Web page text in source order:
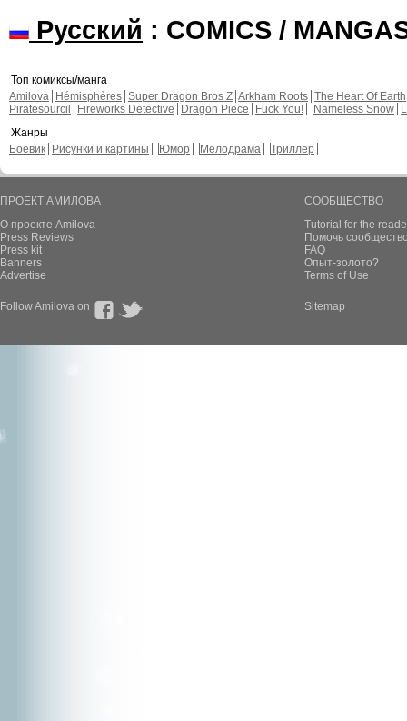
Русский : COMICS /
Топ комиксы/манга
Amilova
Hémisphères Super Dragon Bros Z Arkham Roots The Heart Of Earth
Piratesourcil
Fireworks Detective Dragon Piece Fuck You! Nameless Snow
Жанры
Боевик
Рисунки и картины Юмор Мелодрама Триллер
ПРОЕКТ АМИЛОВА
О проекте Amilova
Press Reviews
Press kit
Banners
Advertise
СООБЩЕСТВО
Tutorial for the
Помочь
FAQ
Опыт-золото?
Terms of Use
Follow Amilova on Sitemap